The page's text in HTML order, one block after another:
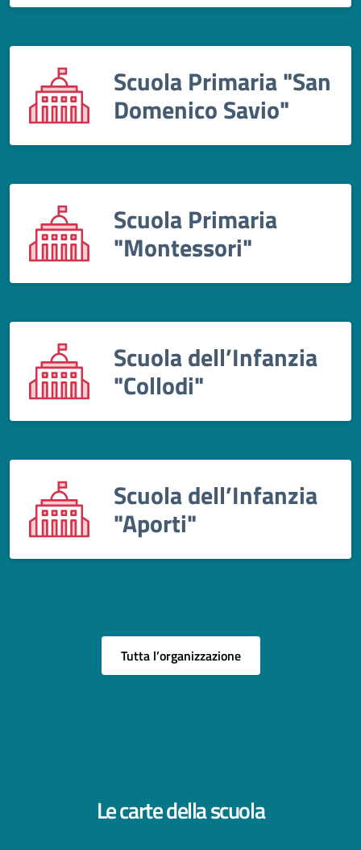
Scuola Primaria "San
Domenico Savio"
Scuola Primaria
"Montessori"
Scuola dell’Infanzia
"Collodi"
Scuola dell’Infanzia
"Aporti"
Tutta l’organizzazione
Le carte della scuola